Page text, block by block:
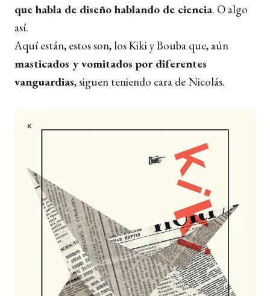
que habla de diseño hablando de ciencia. O algo
así.
Aquí están, estos son, los Kiki y Bouba que, aún
masticados y vomitados por diferentes
vanguardias, siguen teniendo cara de Nicolás.